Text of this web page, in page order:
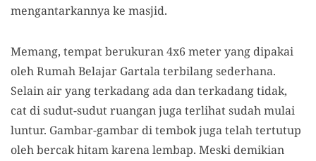
mengantarkannya ke masjid.
Memang, tempat berukuran 4x6 meter yang dipakai
oleh Rumah Belajar Gartala terbilang sederhana.
Selain air yang terkadang ada dan terkadang tidak,
cat di sudut-sudut ruangan juga terlihat sudah mulai
luntur. Gambar-gambar di tembok juga telah tertutup
oleh bercak hitam karena lembap. Meski demikian